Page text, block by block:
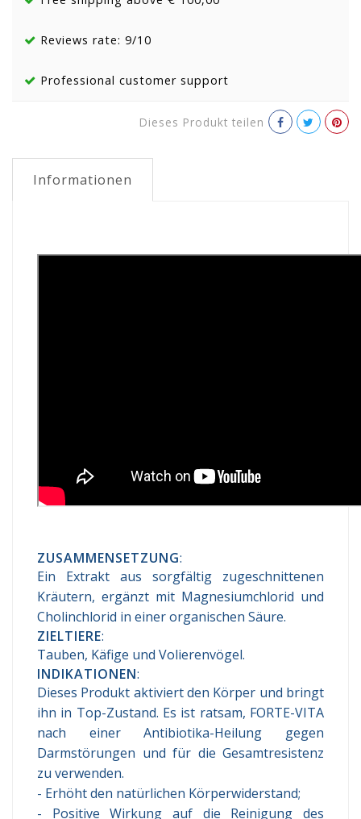
Reviews rate: 9/10
Professional customer support
Dieses Produkt teilen
Informationen
ZUSAMMENSETZUNG:
Ein Extrakt aus sorgfältig zugeschnittenen
Kräutern, ergänzt mit Magnesiumchlorid und
Cholinchlorid in einer organischen Säure.
ZIELTIERE:
Tauben, Käfige und Volierenvögel.
INDIKATIONEN:
Dieses Produkt aktiviert den Körper und bringt
ihn in Top-Zustand. Es ist ratsam, FORTE-VITA
nach einer Antibiotika-Heilung gegen
Darmstörungen und für die Gesamtresistenz
zu verwenden.
- Erhöht den natürlichen Körperwiderstand;
- Positive Wirkung auf die Reinigung des